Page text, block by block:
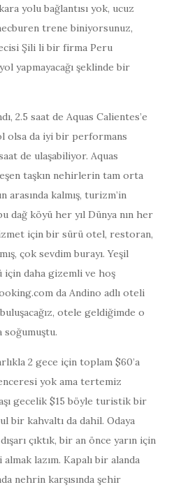
yolu bağlantısı yok, ucuz
trene biniyorsunuz,
Şili li bir firma Peru
yapmayacağı şeklinde bir
2.5 saat de Aquas Calientes’e
olsa da iyi bir performans
de ulaşabiliyor. Aquas
taşkın nehirlerin tam orta
arasında kalmış, turizm’in
dağ köyü her yıl Dünya nın her
için bir sürü otel, restoran,
çok sevdim burayı. Yeşil
daha gizemli ve hoş
da Andino adlı oteli
otele geldiğimde o
soğumuştu.
2 gece için toplam $60’a
yok ama tertemiz
gecelik $15 böyle turistik bir
bir kahvaltı da dahil. Odaya
çıktık, bir an önce yarın için
lazım. Kapalı bir alanda
nehrin karşısında şehir